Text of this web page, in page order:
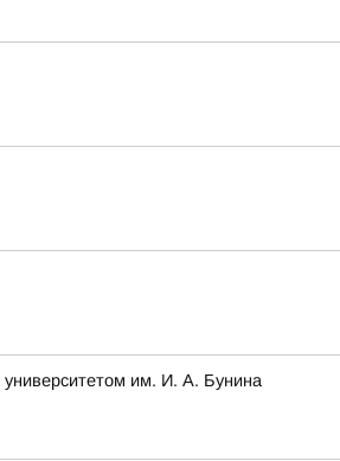
им. И. А. Бунина